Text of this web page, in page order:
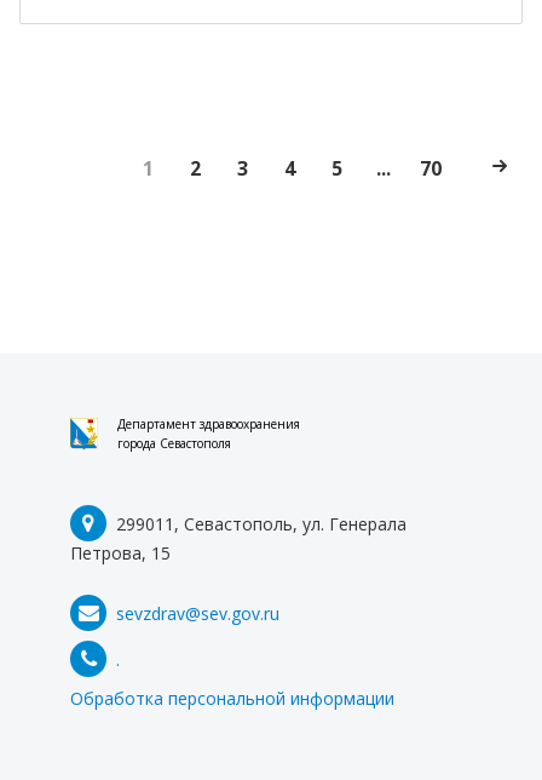
1 2 3 4 5 ... 70
Департамент здравоохранения
города Севастополя
299011, Севастополь, ул. Генерала
Петрова, 15
sevzdrav@sev.gov.ru
.
Обработка персональной информации